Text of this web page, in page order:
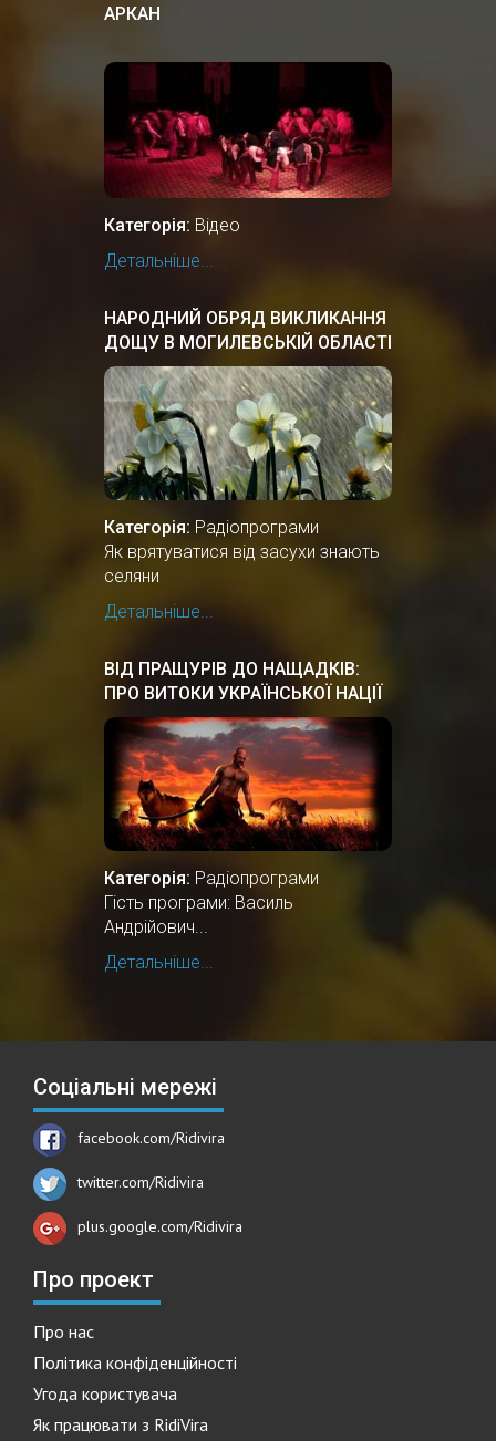
АРКАН
Категорія: Відео
Детальніше...
НАРОДНИЙ ОБРЯД ВИКЛИКАННЯ
ДОЩУ В МОГИЛЕВСЬКІЙ ОБЛАСТІ
БІЛОЇ РУСІ
Категорія: Радіопрограми
Як врятуватися від засухи знають
селяни
Детальніше...
ВІД ПРАЩУРІВ ДО НАЩАДКІВ:
ПРО ВИТОКИ УКРАЇНСЬКОЇ НАЦІЇ
Категорія: Радіопрограми
Гість програми: Василь
Андрійович...
Детальніше...
Соціальні мережі
facebook.com/Ridivira
twitter.com/Ridivira
plus.google.com/Ridivira
Про проект
Про нас
Політика конфіденційності
Угода користувача
Як працювати з RidiVira